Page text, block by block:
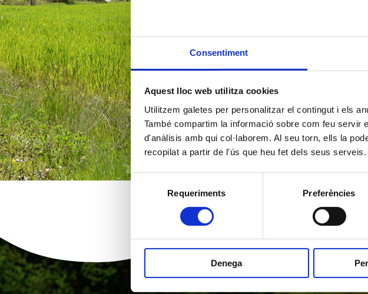
Consentiment
Aquest lloc web utilitza cookies
Utilitzem galetes per personalitzar el contingut i els
També compartim la informació sobre com feu
d'anàlisis amb qui col·laborem. Al seu torn, ells la
recopilat a partir de l'ús que heu fet dels seus serveis.
Selecció
consentiment
Requeriments Preferències
Denega